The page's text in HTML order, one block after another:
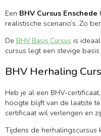
Een BHV Cursus Enschede
realistische scenario’s. Zo
De BHV Basis Cursus is
cursus legt een stevige
BHV Herhaling
Heb je al een BHV-
hoogte blijft van de laatste
certificaat wil verlengen en
Tijdens de